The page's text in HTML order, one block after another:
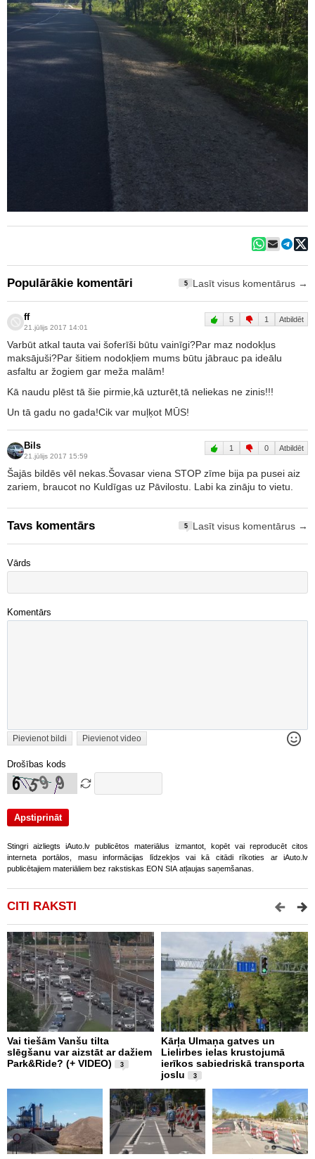
Populārākie komentāri 5 Lasīt visus komentārus →
ff
21.jūlijs 2017 14:01
5 1 Atbildēt
Varbūt atkal tauta vai šoferīši būtu vainīgi?Par maz nodokļus
maksājuši?Par šitiem nodokļiem mums būtu jābrauc pa ideālu
asfaltu ar žogiem gar meža malām!
Kā naudu plēst tā šie pirmie,kā uzturēt,tā neliekas ne zinis!!!
Un tā gadu no gada!Cik var muļķot MŪS!
Bils
21.jūlijs 2017 15:59
1 0 Atbildēt
Šajās bildēs vēl nekas.Šovasar viena STOP zīme bija pa pusei aiz
zariem, braucot no Kuldīgas uz Pāvilostu. Labi ka zināju to vietu.
Tavs komentārs 5 Lasīt visus komentārus →
Vārds
Komentārs
Pievienot bildi Pievienot video
Drošības kods
Stingri aizliegts iAuto.lv publicētos materiālus izmantot, kopēt vai reproducēt citos
interneta portālos, masu informācijas līdzekļos vai kā citādi rīkoties ar iAuto.lv
publicētajiem materiāliem bez rakstiskas EON SIA atļaujas saņemšanas.
CITI RAKSTI
Vai tiešām Vanšu tilta
slēgšanu var aizstāt ar dažiem
Park&Ride? (+ VIDEO)
3
Kārļa Ulmaņa gatves un
Lielirbes ielas krustojumā
ierīkos sabiedriskā transporta
joslu
3